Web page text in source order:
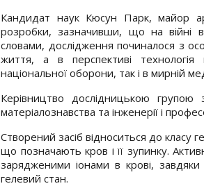
Кандидат наук Кюсун Парк, майор
розробки, зазначивши, що на війні
словами, дослідження починалося з
життя, а в перспективі
національної оборони, так і в мирній
Керівництво дослідницькою
матеріалознавства та інженерії і
Створений засіб відноситься до класу
що позначають кров і її зупинку.
зарядженими іонами в крові,
гелевий стан.